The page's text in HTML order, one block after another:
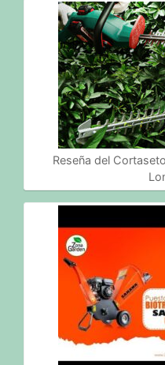
Reseña del